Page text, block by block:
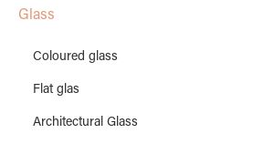
The original sheet size is 82 x 122cm.
Note to our article pictures:
Glass
Coloured glass
Flat glas
Architectural Glass